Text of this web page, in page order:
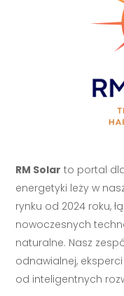
RM Solar to portal dla
energetyki leży w
rynku od 2024 roku,
nowoczesnych
naturalne. Nasz
odnawialnej,
od inteligentnych